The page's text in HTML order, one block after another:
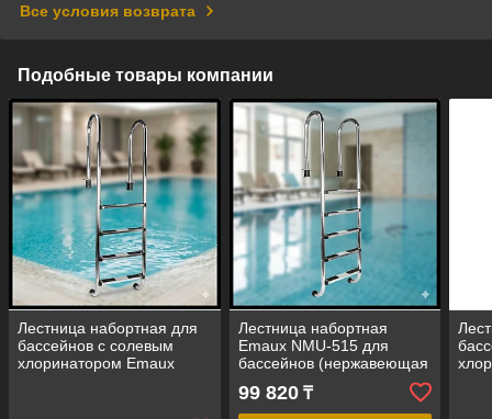
Все условия возврата
Подобные товары компании
Лестница набортная для
бассейнов с солевым
хлоринатором Emaux
Лестница набортная
Emaux NMU-515 для
бассейнов (нержавеющая
сталь ALSI 304, 5 ступени)
99 820₸